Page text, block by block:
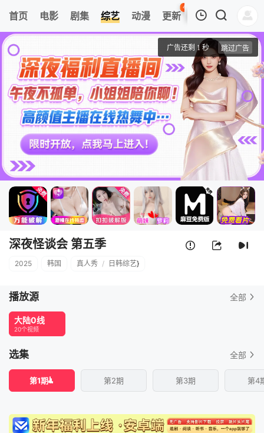
首页 电影 剧集 综艺 动漫 更新
42
热榜 APP
第1期
深夜怪谈会 第五季
清空
深夜怪谈会 第五季
2025 韩国 真人秀 / 日韩综艺}
播放源 全部
大陆0线
20个视频
选集 全部
第1期 第2期 第3期 第4